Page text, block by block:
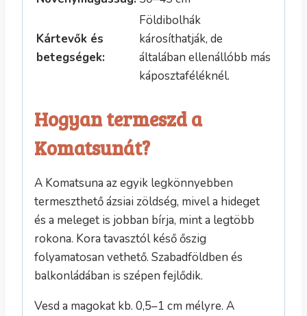
Kártevők és
betegségek:
Földibolhák
károsíthatják, de
általában ellenállóbb más
káposztaféléknél.
Hogyan termeszd a
Komatsunát?
A Komatsuna az egyik legkönnyebben
termeszthető ázsiai zöldség, mivel a hideget
és a meleget is jobban bírja, mint a legtöbb
rokona. Kora tavasztól késő őszig
folyamatosan vethető. Szabadföldben és
balkonládában is szépen fejlődik.
Vesd a magokat kb. 0,5–1 cm mélyre. A